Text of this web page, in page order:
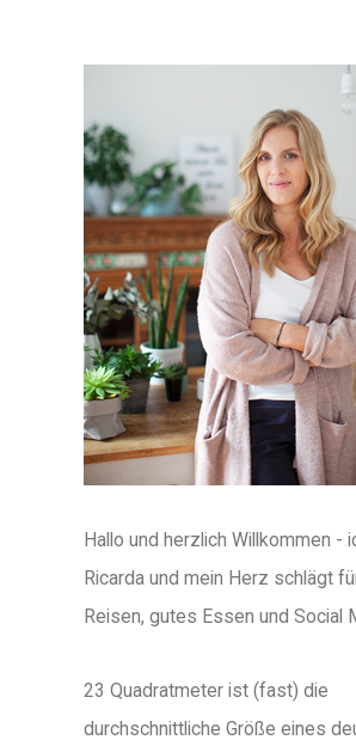
Hallo und herzlich Willkommen -
Ricarda und mein Herz schlägt
Reisen, gutes Essen und Social
23 Quadratmeter ist (fast) die
durchschnittliche Größe eines